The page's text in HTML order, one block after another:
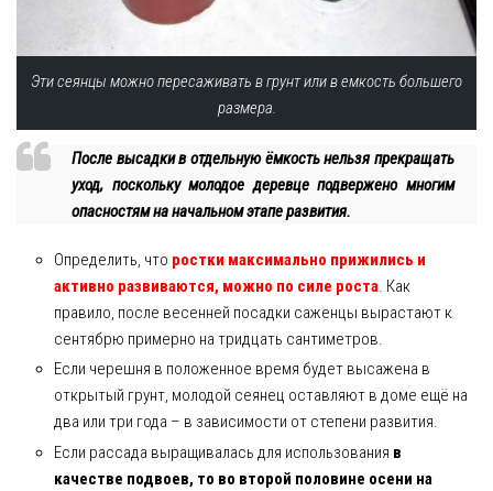
Эти сеянцы можно пересаживать в грунт или в емкость большего
размера.
После высадки в отдельную ёмкость нельзя прекращать
уход, поскольку молодое деревце подвержено многим
опасностям на начальном этапе развития.
Определить, что ростки максимально прижились и
активно развиваются, можно по силе роста . Как
правило, после весенней посадки саженцы вырастают к
сентябрю примерно на тридцать сантиметров.
Если черешня в положенное время будет высажена в
открытый грунт, молодой сеянец оставляют в доме ещё на
два или три года – в зависимости от степени развития.
Если рассада выращивалась для использования в
качестве подвоев, то во второй половине осени на